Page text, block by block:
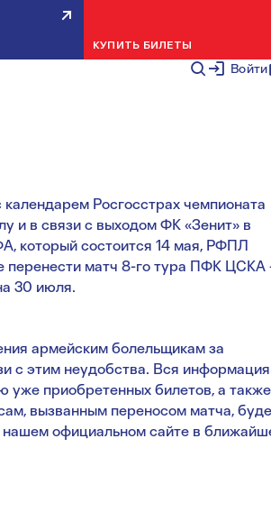
Войти
КУПИТЬ БИЛЕТЫ
ЦСКА – «ЗЕНИТ»
календарем Росгосстрах чемпионата
и в связи с выходом ФК «Зенит» в
который состоится 14 мая, РФПЛ
перенести матч 8-го тура ПФК ЦСКА
30 июля.
армейским болельщикам за
с этим неудобства. Вся информация
уже приобретенных билетов, а также
вызванным переносом матча,
нашем официальном сайте в